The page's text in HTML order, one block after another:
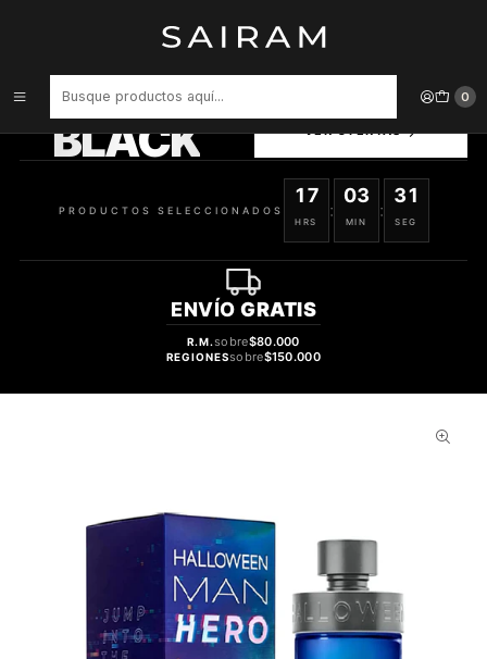
0
Perfume Halloween Hero Varon Edt 125 ml
BLACK
SELECCIONADOS
PRODUCTOS SELECCIONADOS
17
HRS
:
03
MIN
:
30
SEG
ENVÍO GRATIS
R.M.sobre$80.000
REGIONESsobre$150.000